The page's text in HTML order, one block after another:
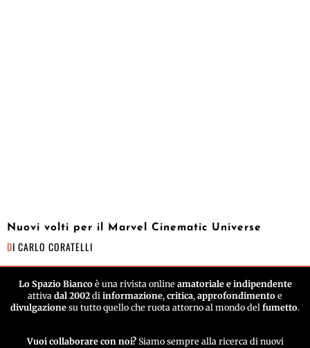
Nuovi volti per il Marvel Cinematic Universe
DI CARLO CORATELLI
Lo Spazio Biancoè una rivista online amatoriale e indipendente
attiva dal 2002 di informazione, critica, approfondimento e
divulgazione su tutto quello che ruota attorno al mondo del fumetto.
Vuoi collaborare con noi? Siamo sempre alla ricerca di nuovi